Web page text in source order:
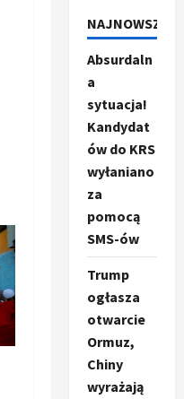
NAJNOWSZE
Absurdaln
a
sytuacja!
Kandydat
ów do KRS
wyłaniano
za
pomocą
SMS-ów
Trump
ogłasza
otwarcie
Ormuz,
Chiny
wyrażają